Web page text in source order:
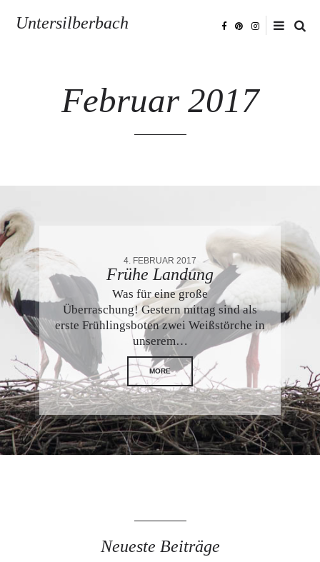
Untersilberbach
Februar 2017
4. FEBRUAR 2017
Frühe Landung
Was für eine große
Überraschung! Gestern mittag sind als
erste Frühlingsboten zwei Weißstörche in
unserem…
MORE
Neueste Beiträge